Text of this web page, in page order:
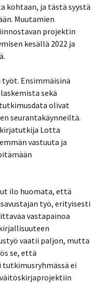
kohtaan, ja tästä syystä
Muutamien
projektin
kesällä 2022 ja
Ensimmäisinä
sekä
olivat
seurantakäynneiltä.
Lotta
vastuuta ja
ilo huomata, että
työ, erityisesti
vastapainoa
vaatii paljon, mutta
se, että
ei